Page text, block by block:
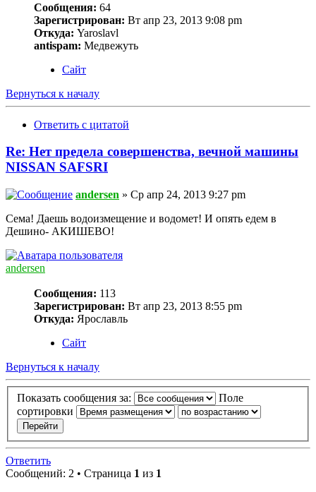
Сообщения: 64
Зарегистрирован: Вт апр 23, 2013 9:08 pm
Откуда: Yaroslavl
antispam: Медвежуть
Сайт
Вернуться к началу
Ответить с цитатой
Re: Нет предела совершенства, вечной машины
NISSAN SAFSRI
andersen » Ср апр 24, 2013 9:27 pm
Сема! Даешь водоизмещение и водомет! И опять едем в
Дешино- АКИШЕВО!
andersen
Сообщения: 113
Зарегистрирован: Вт апр 23, 2013 8:55 pm
Откуда: Ярославль
Сайт
Вернуться к началу
Показать сообщения за:
Поле
сортировки
Ответить
Сообщений: 2 • Страница 1 из 1